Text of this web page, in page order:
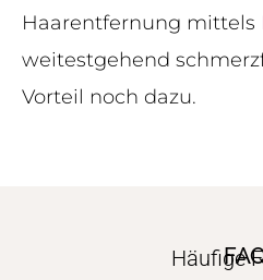
Haarentfernung mittels
weitestgehend
Vorteil noch dazu.
Häufige